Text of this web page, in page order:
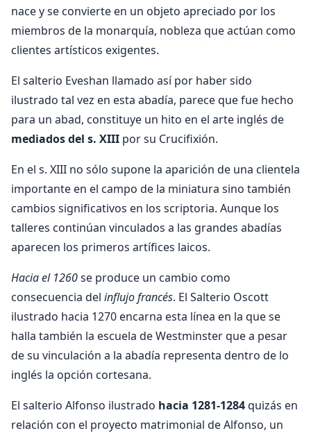
nace y se convierte en un objeto apreciado por los
miembros de la monarquía, nobleza que actúan como
clientes artísticos exigentes.
El salterio Eveshan llamado así por haber sido
ilustrado tal vez en esta abadía, parece que fue hecho
para un abad, constituye un hito en el arte inglés de
mediados del s. XIII por su Crucifixión.
En el s. XIII no sólo supone la aparición de una clientela
importante en el campo de la miniatura sino también
cambios significativos en los scriptoria. Aunque los
talleres continúan vinculados a las grandes abadías
aparecen los primeros artífices laicos.
Hacia el 1260se produce un cambio como
consecuencia del influjo francés. El Salterio Oscott
ilustrado hacia 1270 encarna esta línea en la que se
halla también la escuela de Westminster que a pesar
de su vinculación a la abadía representa dentro de lo
inglés la opción cortesana.
El salterio Alfonso ilustrado hacia 1281-1284quizás en
relación con el proyecto matrimonial de Alfonso, un